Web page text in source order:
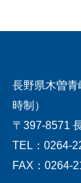
長野県木曽
時制）
〒397-8571
TEL：0264-
FAX：0264-